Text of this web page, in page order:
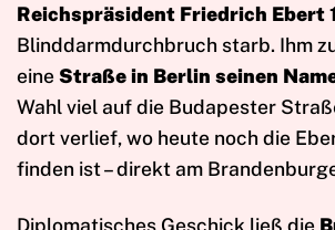
Reichspräsident Friedrich Ebert
Blinddarmdurchbruch starb. Ihm
eineStraße in Berlin seinen
Wahl viel auf die Budapester
dort verlief, wo heute noch die
finden ist – direkt am
Diplomatisches Geschick ließ die